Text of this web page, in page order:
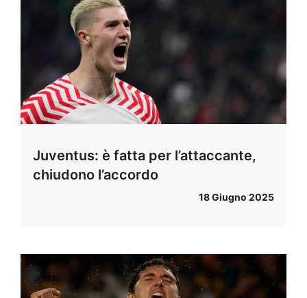
Juventus: è fatta per l’attaccante,
chiudono l’accordo
18 Giugno 2025